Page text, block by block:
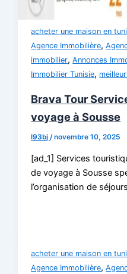
acheter une maison en
Agence Immobilière,
immobilier,Annonces
Immobilier Tunisie,
Brava Tour
voyage à Sousse
l93bj/novembre 10, 2025
[ad_1] Services
de voyage à Sousse
l’organisation de
acheter une maison en
Agence Immobilière,